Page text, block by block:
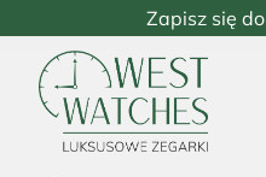
Zapisz się